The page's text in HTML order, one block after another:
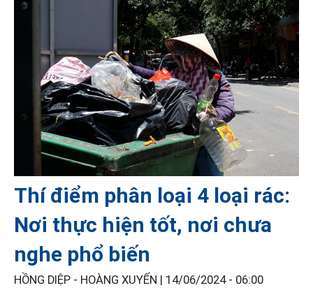
Thí điểm phân loại 4 loại rác:
Nơi thực hiện tốt, nơi chưa
nghe phổ biến
HỒNG DIỆP - HOÀNG XUYẾN | 14/06/2024 - 06:00